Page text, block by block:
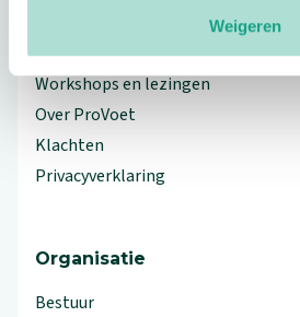
Weigeren
Branche Informatiecentrum
Workshops en lezingen
Over ProVoet
Klachten
Privacyverklaring
Organisatie
Bestuur